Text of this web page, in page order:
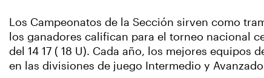
Los Campeonatos de la Sección sirven como
los ganadores califican para el torneo nacional
del 14 17 ( 18 U). Cada año, los mejores
en las divisiones de juego Intermedio y